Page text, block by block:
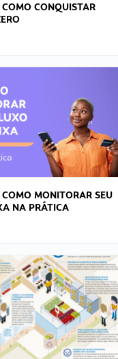
CONQUISTAR
MONITORAR SEU
NA PRÁTICA